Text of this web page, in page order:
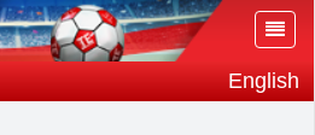
English